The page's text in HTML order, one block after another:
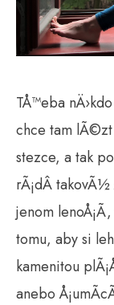
TÅ™eba
chce tam
stezce, a tak
rÃ¡dÂ
jenom
tomu, aby si
kamenitou
anebo